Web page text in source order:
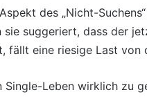
des „Nicht-
sie suggeriert, dass der
fällt eine riesige Last von
Single-Leben wirklich zu